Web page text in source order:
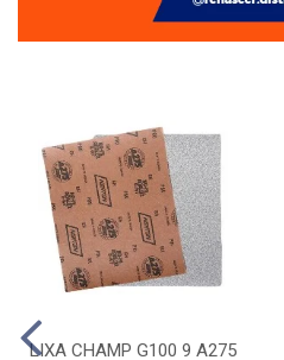
LIXA CHAMP G100 9 A275